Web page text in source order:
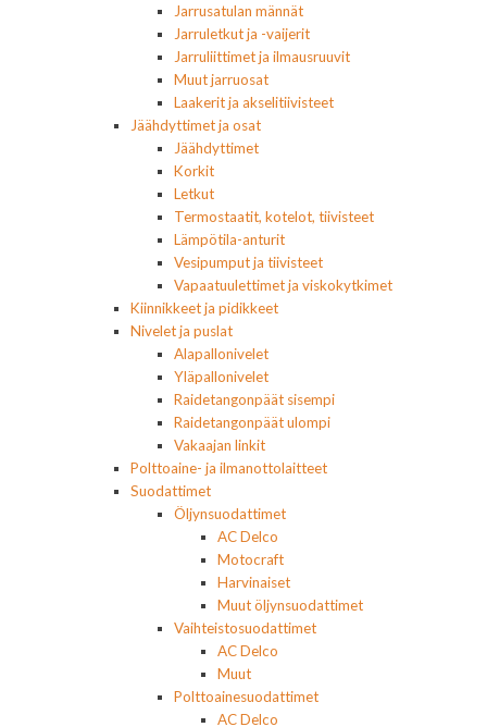
Jarrusatulan männät
Jarruletkut ja -vaijerit
Jarruliittimet ja ilmausruuvit
Muut jarruosat
Laakerit ja akselitiivisteet
Jäähdyttimet ja osat
Jäähdyttimet
Korkit
Letkut
Termostaatit, kotelot, tiivisteet
Lämpötila-anturit
Vesipumput ja tiivisteet
Vapaatuulettimet ja viskokytkimet
Kiinnikkeet ja pidikkeet
Nivelet ja puslat
Alapallonivelet
Yläpallonivelet
Raidetangonpäät sisempi
Raidetangonpäät ulompi
Vakaajan linkit
Polttoaine- ja ilmanottolaitteet
Suodattimet
Öljynsuodattimet
AC Delco
Motocraft
Harvinaiset
Muut öljynsuodattimet
Vaihteistosuodattimet
AC Delco
Muut
Polttoainesuodattimet
AC Delco